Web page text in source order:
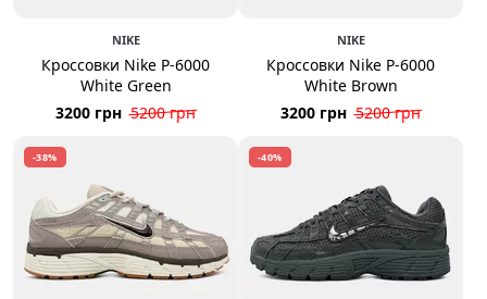
NIKE
Кроссовки Nike P-6000
White Green
3200 грн 5200 грн
NIKE
Кроссовки Nike P-6000
White Brown
3200 грн 5200 грн
-38% -40%